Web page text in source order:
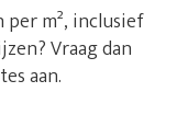
m², inclusief
Vraag dan
aan.